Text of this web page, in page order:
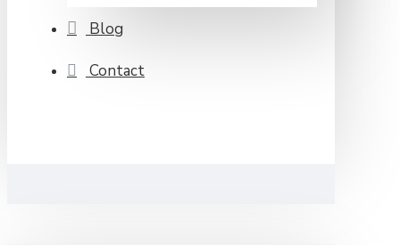
Blog
Contact